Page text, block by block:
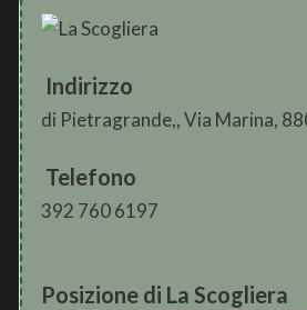
Indirizzo
di Pietragrande,, Via Marina,
Telefono
392 760 6197
Posizione di La Scogliera